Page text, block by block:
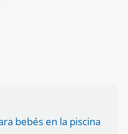
bebés en la piscina